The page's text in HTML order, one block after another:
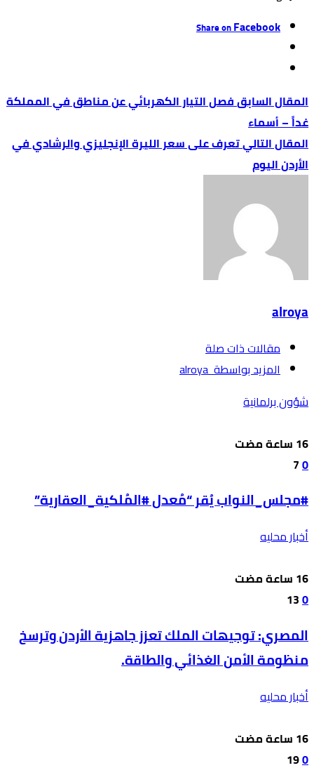
Share onFacebook
فصل التيار الكهربائي عن مناطق في المملكة
غداً – أسماء
تعرف على سعر الليرة الإنجليزي والرشادي في
الأردن اليوم
alroya
‫مقالات ذات صلة‬
‫‫المزيد بواسطة‬ ‬ alroya
شؤون برلمانية
0
7
#مجلس_النواب يُقر “مُعدل #المُلكية_العقارية”
أخبار محليه
0
13
المصري: توجيهات الملك تعزز جاهزية الأردن وترسخ
منظومة الأمن الغذائي والطاقة.
أخبار محليه
0
19